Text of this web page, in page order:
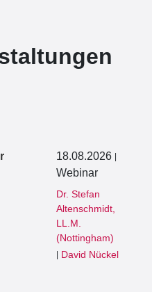
18.08.2026
Webinar
Dr. Stefan
Altenschmidt,
LL.M.
(Nottingham)
David Nückel